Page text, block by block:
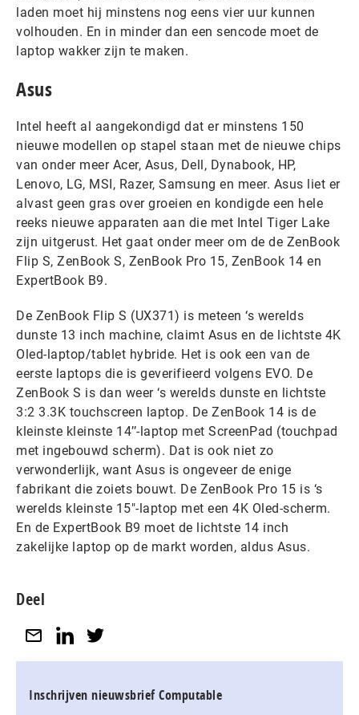
laden moet hij minstens nog eens vier uur kunnen
volhouden. En in minder dan een sencode moet de
laptop wakker zijn te maken.
Asus
Intel heeft al aangekondigd dat er minstens 150
nieuwe modellen op stapel staan met de nieuwe chips
van onder meer Acer, Asus, Dell, Dynabook, HP,
Lenovo, LG, MSI, Razer, Samsung en meer. Asus liet er
alvast geen gras over groeien en kondigde een hele
reeks nieuwe apparaten aan die met Intel Tiger Lake
zijn uitgerust. Het gaat onder meer om de de ZenBook
Flip S, ZenBook S, ZenBook Pro 15, ZenBook 14 en
ExpertBook B9.
De ZenBook Flip S (UX371) is meteen ‘s werelds
dunste 13 inch machine, claimt Asus en de lichtste 4K
Oled-laptop/tablet hybride. Het is ook een van de
eerste laptops die is geverifieerd volgens EVO. De
ZenBook S is dan weer ‘s werelds dunste en lichtste
3:2 3.3K touchscreen laptop. De ZenBook 14 is de
kleinste kleinste 14’’-laptop met ScreenPad (touchpad
met ingebouwd scherm). Dat is ook niet zo
verwonderlijk, want Asus is ongeveer de enige
fabrikant die zoiets bouwt. De ZenBook Pro 15 is ‘s
werelds kleinste 15″-laptop met een 4K Oled-scherm.
En de ExpertBook B9 moet de lichtste 14 inch
zakelijke laptop op de markt worden, aldus Asus.
Deel
Inschrijven nieuwsbrief Computable